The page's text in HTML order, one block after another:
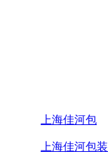
上海佳河包
上海佳河包